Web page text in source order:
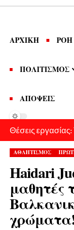
ΑΡΧΙΚΗ ΡΟΗ
ΠΟΛΙΤΙΣΜΟΣ
ΑΠΟΨΕΙΣ
Θέσεις
ΑΘΛΗΤΙΣΜΟΣ
Haidari
μαθητές